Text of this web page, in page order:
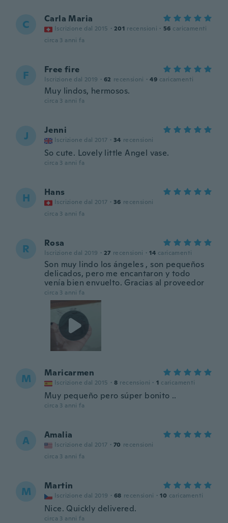
C Carla Maria
Iscrizione dal 2015 · 201 recensioni · 56 caricamenti
circa 3 anni fa
F Free fire
Iscrizione dal 2019 · 62 recensioni · 49 caricamenti
Muy lindos, hermosos.
circa 3 anni fa
J Jenni
Iscrizione dal 2017 · 34 recensioni
So cute. Lovely little Angel vase.
circa 3 anni fa
H Hans
Iscrizione dal 2017 · 36 recensioni
circa 3 anni fa
R Rosa
Iscrizione dal 2019 · 27 recensioni · 14 caricamenti
Son muy lindo los ángeles , son pequeños
delicados, pero me encantaron y todo
venía bien envuelto. Gracias al proveedor
circa 3 anni fa
M Maricarmen
Iscrizione dal 2015 · 8 recensioni · 1 caricamenti
Muy pequeño pero súper bonito ..
circa 3 anni fa
A Amalia
Iscrizione dal 2017 · 70 recensioni
circa 3 anni fa
M Martin
Iscrizione dal 2019 · 68 recensioni · 10 caricamenti
Nice. Quickly delivered.
circa 3 anni fa